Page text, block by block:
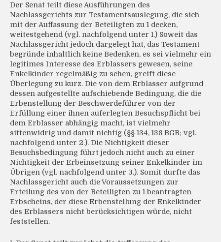
Der Senat teilt diese Ausführungen des
Nachlassgerichts zur Testamentsauslegung, die sich
mit der Auffassung der Beteiligten zu 1 decken,
weitestgehend (vgl. nachfolgend unter 1.) Soweit das
Nachlassgericht jedoch dargelegt hat, das Testament
begründe inhaltlich keine Bedenken, es sei vielmehr ein
legitimes Interesse des Erblassers gewesen, seine
Enkelkinder regelmäßig zu sehen, greift diese
Überlegung zu kurz. Die von dem Erblasser aufgrund
dessen aufgestellte aufschiebende Bedingung, die die
Erbenstellung der Beschwerdeführer von der
Erfüllung einer ihnen auferlegten Besuchspflicht bei
dem Erblasser abhängig macht, ist vielmehr
sittenwidrig und damit nichtig (§§ 134, 138 BGB; vgl.
nachfolgend unter 2.). Die Nichtigkeit dieser
Besuchsbedingung führt jedoch nicht auch zu einer
Nichtigkeit der Erbeinsetzung seiner Enkelkinder im
Übrigen (vgl. nachfolgend unter 3.). Somit durfte das
Nachlassgericht auch die Voraussetzungen zur
Erteilung des von der Beteiligten zu 1 beantragten
Erbscheins, der diese Erbenstellung der Enkelkinder
des Erblassers nicht berücksichtigen würde, nicht
feststellen.